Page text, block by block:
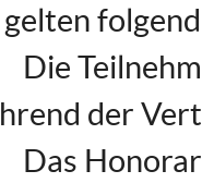
gelten
Die
der
Das Honorar